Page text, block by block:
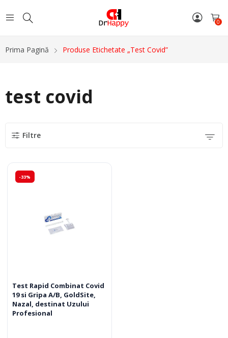
0
Prima Pagină Produse Etichetate „test Covid”
test covid
Filtre
-33%
Test Rapid Combinat Covid
19 si Gripa A/B, GoldSite,
Nazal, destinat Uzului
Profesional